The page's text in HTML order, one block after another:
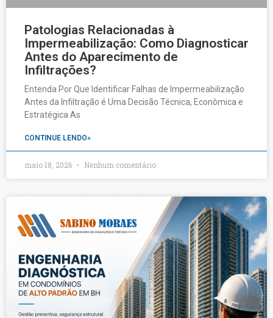
Patologias Relacionadas à
Impermeabilização: Como Diagnosticar
Antes do Aparecimento de
Infiltrações?
Entenda Por Que Identificar Falhas de Impermeabilização
Antes da Infiltração é Uma Decisão Técnica, Econômica e
Estratégica As
CONTINUE LENDO»
maio 18, 2026 Nenhum comentário